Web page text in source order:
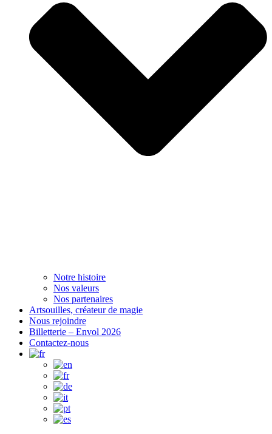
Notre histoire
Nos valeurs
Nos partenaires
Artsouilles, créateur de magie
Nous rejoindre
Billetterie – Envol 2026
Contactez-nous